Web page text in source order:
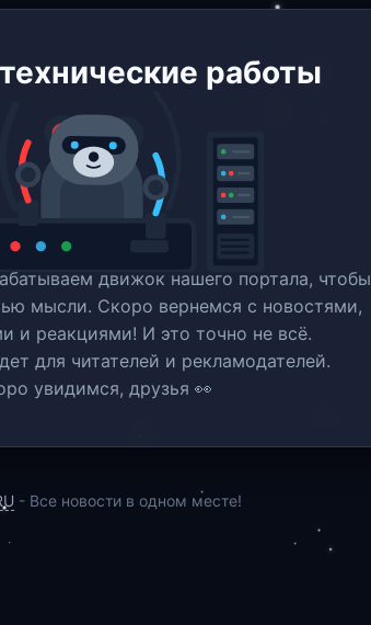
работы
движок нашего портала, чтобы
мысли. Скоро вернемся c новостями,
и реакциями! И это точно не всё.
для читателей и рекламодателей.
увидимся, друзья 👀
- Все новости в одном месте!